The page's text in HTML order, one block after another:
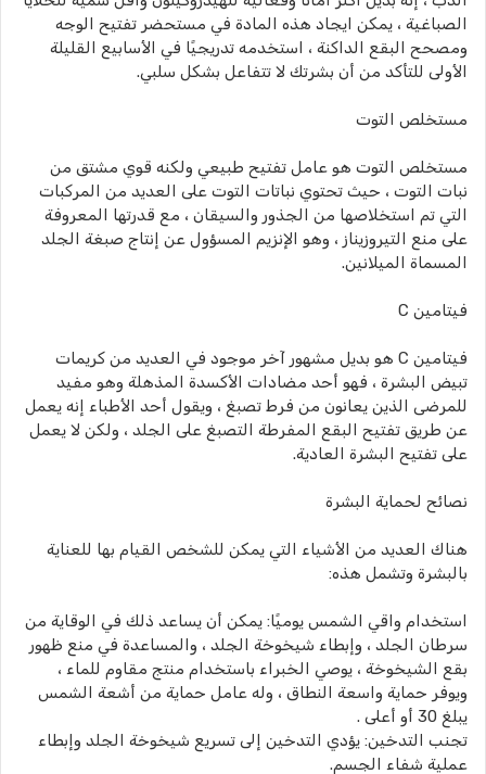
الصباغية ، يمكن ايجاد هذه المادة في مستحضر تفتيح الوجه
ومصحح البقع الداكنة ، استخدمه تدريجيًا في الأسابيع القليلة
الأولى للتأكد من أن بشرتك لا تتفاعل بشكل سلبي.
مستخلص التوت
مستخلص التوت هو عامل تفتيح طبيعي ولكنه قوي مشتق من
نبات التوت ، حيث تحتوي نباتات التوت على العديد من المركبات
التي تم استخلاصها من الجذور والسيقان ، مع قدرتها المعروفة
على منع التيروزيناز ، وهو الإنزيم المسؤول عن إنتاج صبغة الجلد
المسماة الميلانين.
فيتامين C
فيتامين C هو بديل مشهور آخر موجود في العديد من كريمات
تبيض البشرة ، فهو أحد مضادات الأكسدة المذهلة وهو مفيد
للمرضى الذين يعانون من فرط تصبغ ، ويقول أحد الأطباء إنه يعمل
عن طريق تفتيح البقع المفرطة التصبغ على الجلد ، ولكن لا يعمل
على تفتيح البشرة العادية.
نصائح لحماية البشرة
هناك العديد من الأشياء التي يمكن للشخص القيام بها للعناية
بالبشرة وتشمل هذه:
استخدام واقي الشمس يوميًا: يمكن أن يساعد ذلك في الوقاية من
سرطان الجلد ، وإبطاء شيخوخة الجلد ، والمساعدة في منع ظهور
بقع الشيخوخة ، يوصي الخبراء باستخدام منتج مقاوم للماء ،
ويوفر حماية واسعة النطاق ، وله عامل حماية من أشعة الشمس
يبلغ 30 أو أعلى .
تجنب التدخين: يؤدي التدخين إلى تسريع شيخوخة الجلد وإبطاء
عملية شفاء الجسم.